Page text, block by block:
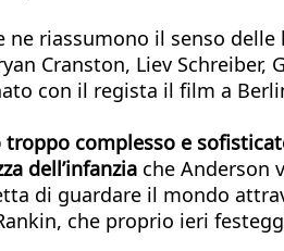
riassumono il senso delle
Cranston, Liev Schreiber,
con il regista il film a
complesso e
dell’infanzia che Anderson
di guardare il mondo
che proprio ieri